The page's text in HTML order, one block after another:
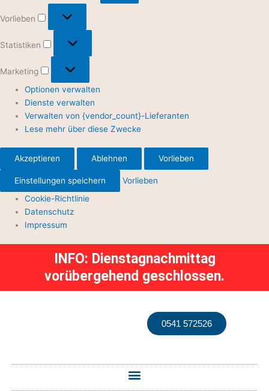
Vorlieben
Statistiken
Marketing
Optionen verwalten
Dienste verwalten
Verwalten von {vendor_count}-Lieferanten
Lese mehr über diese Zwecke
Akzeptieren Ablehnen Vorlieben
Einstellungen speichern
Vorlieben
Cookie-Richtlinie
Datenschutz
Impressum
INFO: Dienstagnachmittag
vorübergehend geschlossen.
0541 572526